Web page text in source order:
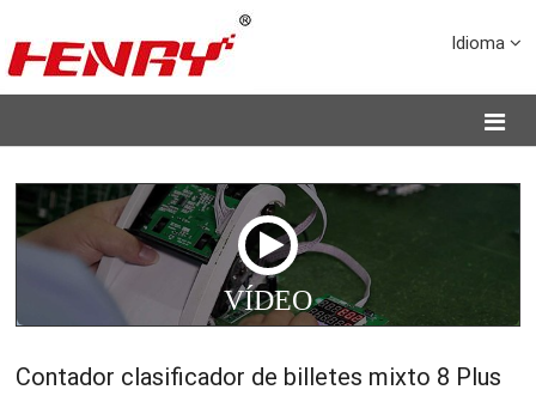
Idioma
VÍDEO
Contador clasificador de billetes mixto 8 Plus